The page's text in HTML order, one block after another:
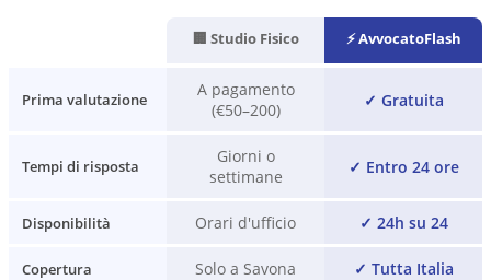
🏢 Studio Fisico ⚡ AvvocatoFlash
Prima valutazione
A pagamento
(€50–200)
✓ Gratuita
Tempi di risposta
Giorni o
settimane
✓ Entro 24 ore
Disponibilità Orari d'ufficio ✓ 24h su 24
Copertura Solo a Savona ✓ Tutta Italia